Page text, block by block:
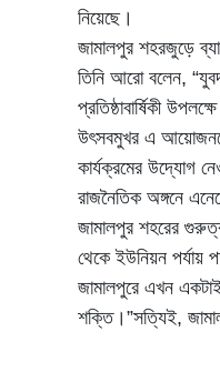
নিয়েছে।
জামালপুর শহরজুড়ে
তিনি আরো বলেন,
প্রতিষ্ঠাবার্ষিকী
উৎসবমুখর এ
কার্যক্রমের উদ্যোগ
রাজনৈতিক অঙ্গনে
জামালপুর শহরের
থেকে ইউনিয়ন পর্যায়
জামালপুরে এখন
শক্তি।”সত্যিই,